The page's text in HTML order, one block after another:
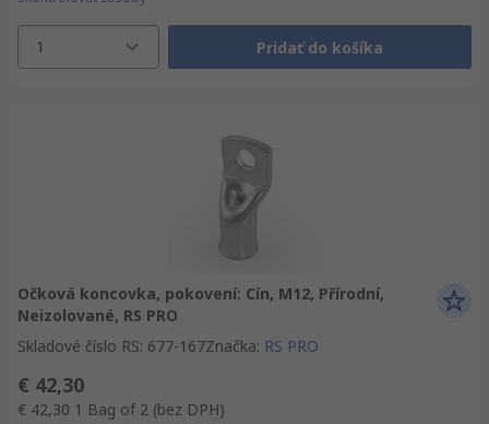
1 Pridať do košíka
Očková koncovka, pokovení: Cín, M12, Přírodní,
Neizolované, RS PRO
Skladové číslo RS: 677-167Značka: RS PRO
€ 42,30
€ 42,30 1 Bag of 2 (bez DPH)